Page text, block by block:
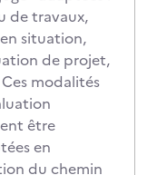
de travaux,
situation,
de projet,
modalités
être
en
du chemin